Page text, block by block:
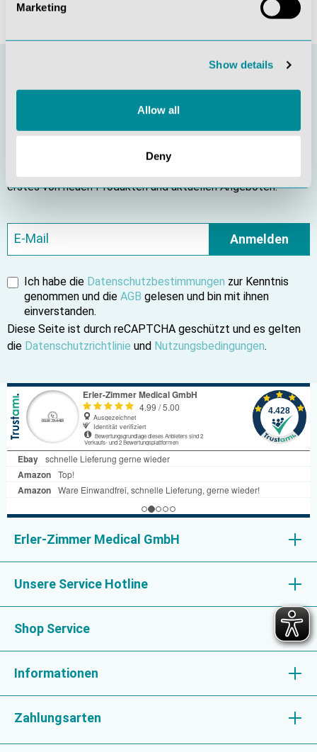
Marketing
Show details
Allow all
Deny
Bleiben Sie informiert
erstes von neuen Produkten und aktuellen Angeboten.
Anmelden
Ich habe die Datenschutzbestimmungen zur Kenntnis
genommen und die AGB gelesen und bin mit ihnen
einverstanden.
Diese Seite ist durch reCAPTCHA geschützt und es gelten
die Datenschutzrichtlinie und Nutzungsbedingungen.
Erler-Zimmer Medical GmbH
Unsere Service Hotline
Shop Service
Informationen
Zahlungsarten